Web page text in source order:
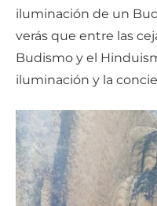
iluminación de un
verás que entre las
Budismo y el
iluminación y la